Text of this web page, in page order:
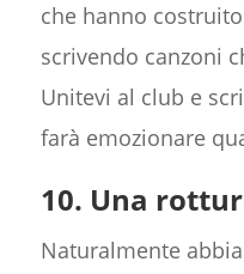
che hanno
scrivendo canzoni
Unitevi al club e
farà emozionare
10. Una
Naturalmente